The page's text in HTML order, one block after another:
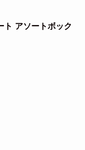
ト アソートボック